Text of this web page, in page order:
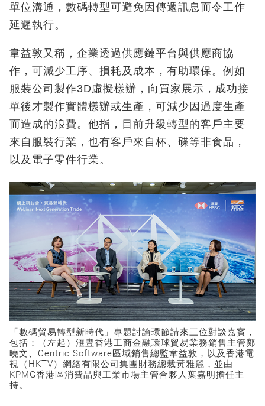
單位溝通，數碼轉型可避免因傳遞訊息而令工作
延遲執行。
韋益敦又稱，企業透過供應鏈平台與供應商協
作，可減少工序、損耗及成本，有助環保。例如
服裝公司製作3D虛擬樣辦，向買家展示，成功接
單後才製作實體樣辦或生產，可減少因過度生產
而造成的浪費。他指，目前升級轉型的客戶主要
來自服裝行業，也有客戶來自杯、碟等非食品，
以及電子零件行業。
「數碼貿易轉型新時代」專題討論環節請來三位對談嘉賓，
包括：（左起）滙豐香港工商金融環球貿易業務銷售主管鄺
曉文、Centric Software區域銷售總監韋益敦，以及香港電
視（HKTV）網絡有限公司集團財務總裁黃雅麗，並由
KPMG香港區消費品與工業市場主管合夥人葉嘉明擔任主
持。